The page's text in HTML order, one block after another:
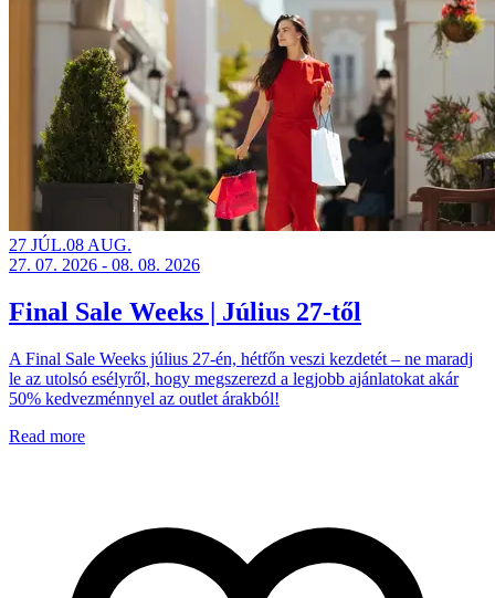
27 JÚL.08 AUG.
27. 07. 2026 - 08. 08. 2026
Final Sale Weeks | Július 27-től
A Final Sale Weeks július 27-én, hétfőn veszi kezdetét – ne maradj
le az utolsó esélyről, hogy megszerezd a legjobb ajánlatokat akár
50% kedvezménnyel az outlet árakból!
Read more